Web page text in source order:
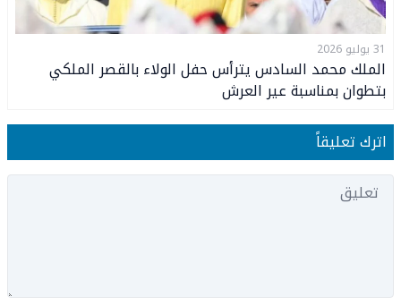
31 يوليو 2026
الملك محمد السادس يترأس حفل الولاء بالقصر الملكي
بتطوان بمناسبة عير العرش
اترك تعليقاً